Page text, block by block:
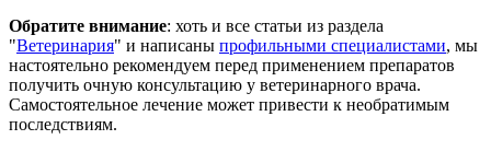
Обратите внимание: хоть и все статьи из раздела
"Ветеринария" и написаны профильными специалистами, мы
настоятельно рекомендуем перед применением препаратов
получить очную консультацию у ветеринарного врача.
Самостоятельное лечение может привести к необратимым
последствиям.